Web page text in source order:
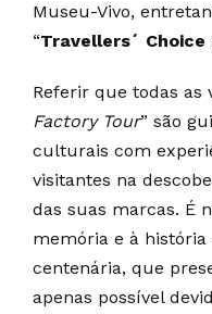
Museu-Vivo,
“Travellers´ Choice
Referir que todas as
Factory Tour” são
culturais com
visitantes na
das suas marcas. É
memória e à
centenária, que
apenas possível